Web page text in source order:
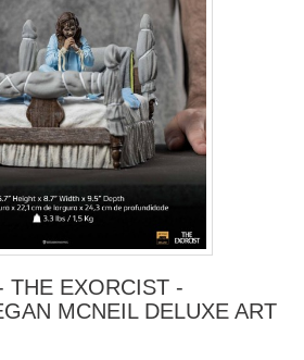
THE EXORCIST -
MCNEIL DELUXE ART